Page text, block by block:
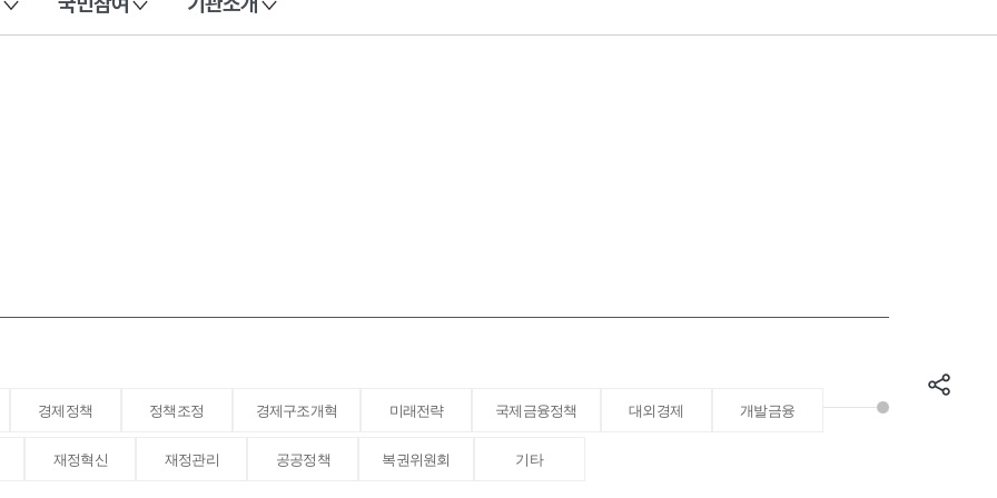
경제정책 정책조정 경제구조개혁 미래전략 국제금융정책 대외경제 개발금융
재정혁신 재정관리 공공정책 복권위원회 기타